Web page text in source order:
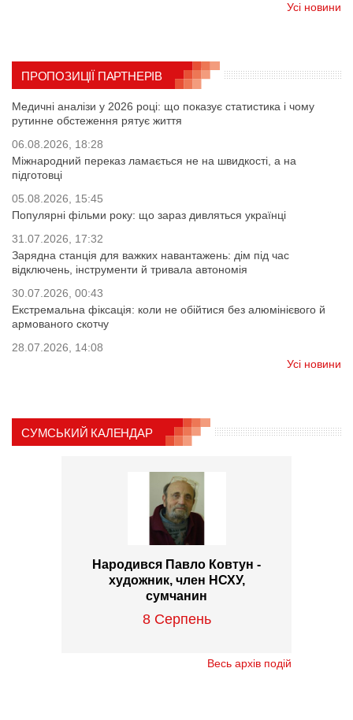
Усі новини
ПРОПОЗИЦІЇ ПАРТНЕРІВ
Медичні аналізи у 2026 році: що показує статистика і чому
рутинне обстеження рятує життя
06.08.2026, 18:28
Міжнародний переказ ламається не на швидкості, а на
підготовці
05.08.2026, 15:45
Популярні фільми року: що зараз дивляться українці
31.07.2026, 17:32
Зарядна станція для важких навантажень: дім під час
відключень, інструменти й тривала автономія
30.07.2026, 00:43
Екстремальна фіксація: коли не обійтися без алюмінієвого й
армованого скотчу
28.07.2026, 14:08
Усі новини
СУМСЬКИЙ КАЛЕНДАР
Народився Павло Ковтун -
художник, член НСХУ,
сумчанин
8 Серпень
Весь архів подій